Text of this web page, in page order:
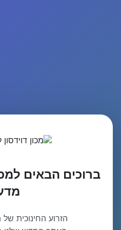
ברוכים הבאים
הזרוע החינוכית של